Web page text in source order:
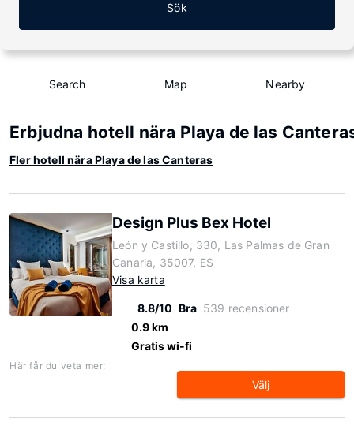
Sök
Search Map Nearby
Erbjudna hotell nära Playa de las
Fler hotell nära Playa de las Canteras
Design Plus Bex Hotel
León y Castillo, 330, Las Palmas de Gran
Canaria, 35007, ES
Visa karta
8.8/10 Bra 539 recensioner
0.9 km
Gratis wi-fi
Här får du veta mer:
Välj